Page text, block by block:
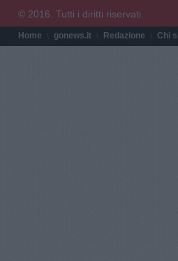
© 2016. Tutti i diritti riservati.
Home gonews.it Redazione Chi